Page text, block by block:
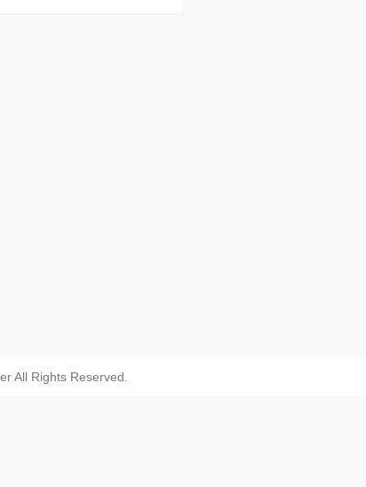
All Rights Reserved.